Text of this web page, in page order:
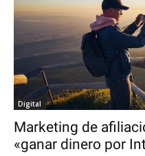
Digital
Marketing de
«ganar dinero por